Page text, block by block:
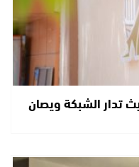
تدار الشبكة ويصان